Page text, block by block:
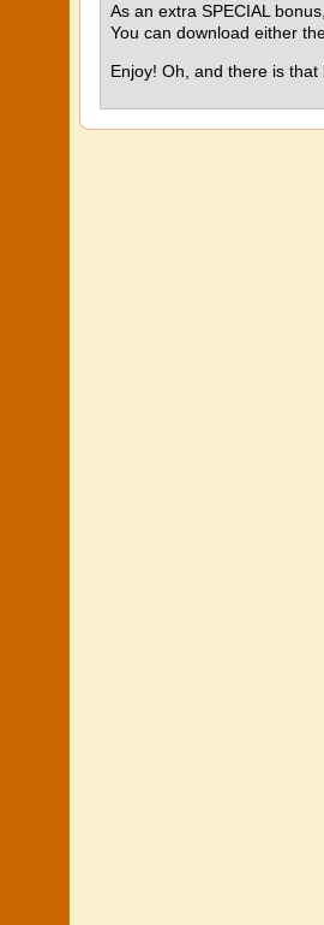
As an extra SPECIAL
You can download either
Enjoy! Oh, and there is